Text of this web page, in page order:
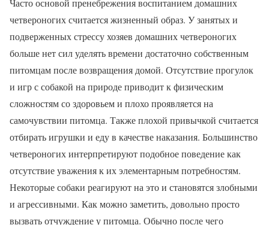
Часто основой пренебрежения воспитанием домашних
четвероногих считается жизненный образ. У занятых и
подверженных стрессу хозяев домашних четвероногих
больше нет сил уделять времени достаточно собственным
питомцам после возвращения домой. Отсутствие прогулок
и игр с собакой на природе приводит к физическим
сложностям со здоровьем и плохо проявляется на
самочувствии питомца. Также плохой привычкой считается
отбирать игрушки и еду в качестве наказания. Большинство
четвероногих интерпретируют подобное поведение как
отсутствие уважения к их элементарным потребностям.
Некоторые собаки реагируют на это и становятся злобными
и агрессивными. Как можно заметить, довольно просто
вызвать отчуждение у питомца. Обычно после чего